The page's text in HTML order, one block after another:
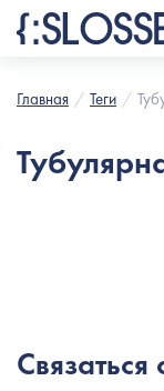
Главная Теги